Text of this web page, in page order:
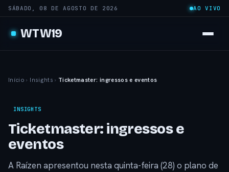
SÁBADO, 08 DE AGOSTO DE 2026 AO VIVO
WTW19
Início › Insights › Ticketmaster: ingressos e eventos
INSIGHTS
Ticketmaster: ingressos e
eventos
A Raízen apresentou nesta quinta-feira (28) o plano de